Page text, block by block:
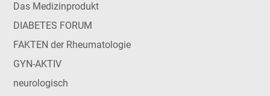
Das Medizinprodukt
DIABETES FORUM
FAKTEN der Rheumatologie
GYN-AKTIV
neurologisch